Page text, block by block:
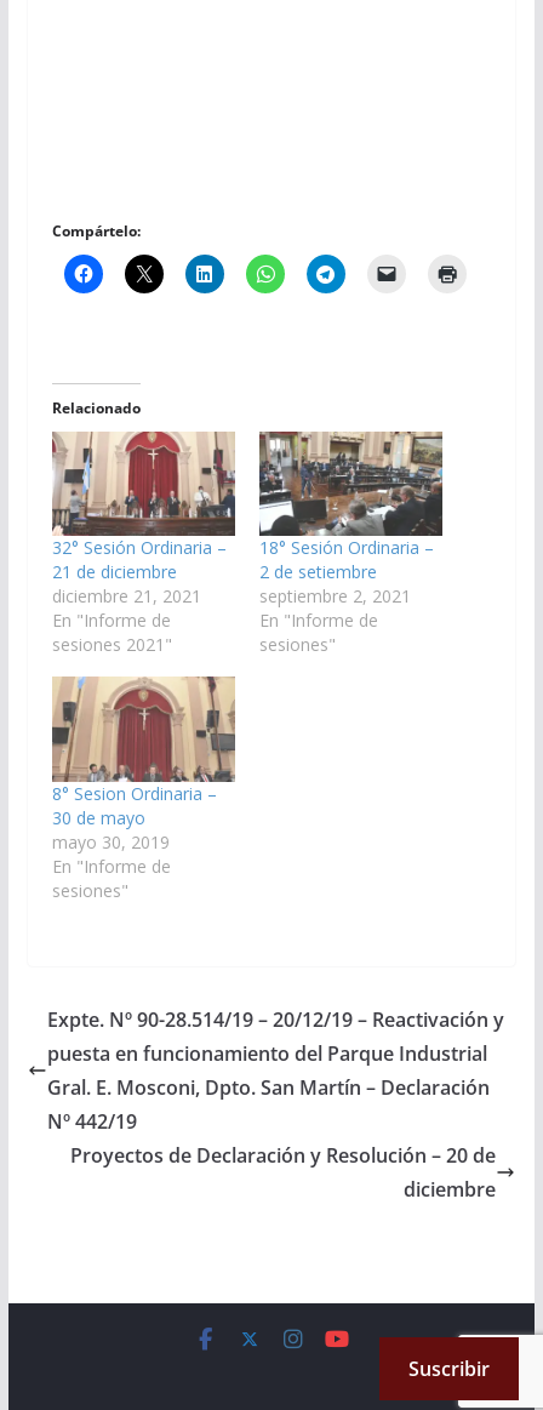
Compártelo:
Relacionado
32° Sesión Ordinaria –
21 de diciembre
diciembre 21, 2021
En "Informe de
sesiones 2021"
18° Sesión Ordinaria –
2 de setiembre
septiembre 2, 2021
En "Informe de
sesiones"
8° Sesion Ordinaria –
30 de mayo
mayo 30, 2019
En "Informe de
sesiones"
Expte. Nº 90-28.514/19 – 20/12/19 – Reactivación y
puesta en funcionamiento del Parque Industrial
Gral. E. Mosconi, Dpto. San Martín – Declaración
Nº 442/19
Proyectos de Declaración y Resolución – 20 de
diciembre
. All rights reserved.
by ThemeGrill. Powered byWordPress.
Suscribir